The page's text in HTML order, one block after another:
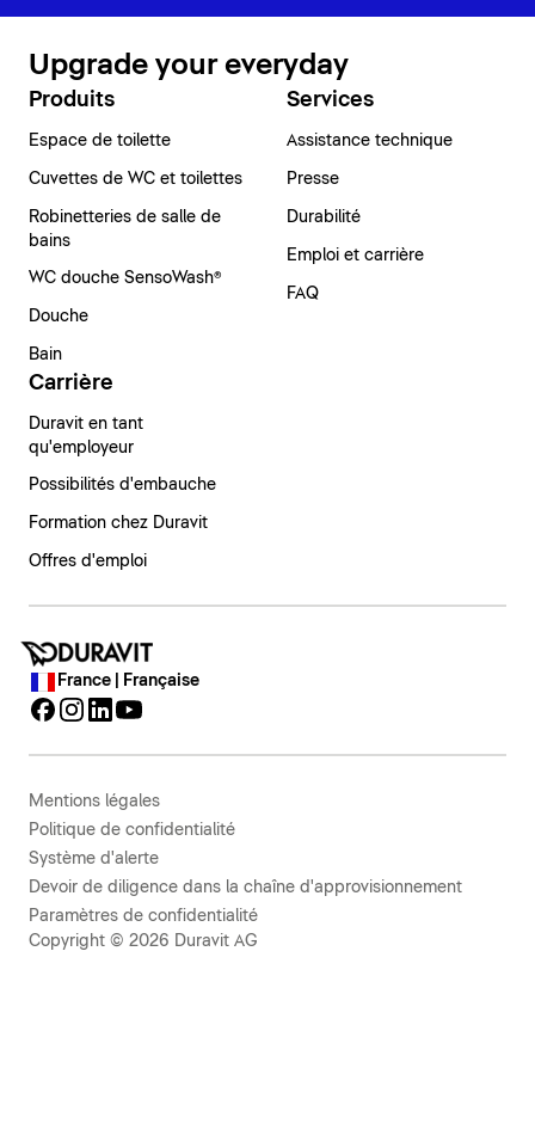
Upgrade your everyday
Produits
Espace de toilette
Cuvettes de WC et toilettes
Robinetteries de salle de
bains
WC douche SensoWash®
Douche
Bain
Services
Assistance technique
Presse
Durabilité
Emploi et carrière
FAQ
Carrière
Duravit en tant
qu'employeur
Possibilités d'embauche
Formation chez Duravit
Offres d'emploi
France | Française
Mentions légales
Politique de confidentialité
Système d'alerte
Devoir de diligence dans la chaîne d'approvisionnement
Paramètres de confidentialité
Copyright © 2026 Duravit AG